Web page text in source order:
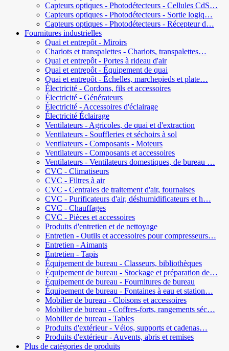
Capteurs optiques - Photodétecteurs - Cellules CdS…
Capteurs optiques - Photodétecteurs - Sortie logiq…
Capteurs optiques - Photodétecteurs - Récepteur d…
Fournitures industrielles
Quai et entrepôt - Miroirs
Chariots et transpalettes - Chariots, transpalettes…
Quai et entrepôt - Portes à rideau d'air
Quai et entrepôt - Équipement de quai
Quai et entrepôt - Échelles, marchepieds et plate…
Électricité - Cordons, fils et accessoires
Électricité - Générateurs
Électricité - Accessoires d'éclairage
Électricité Éclairage
Ventilateurs - Agricoles, de quai et d'extraction
Ventilateurs - Souffleries et séchoirs à sol
Ventilateurs - Composants - Moteurs
Ventilateurs - Composants et accessoires
Ventilateurs - Ventilateurs domestiques, de bureau …
CVC - Climatiseurs
CVC - Filtres à air
CVC - Centrales de traitement d'air, fournaises
CVC - Purificateurs d'air, déshumidificateurs et h…
CVC - Chauffages
CVC - Pièces et accessoires
Produits d'entretien et de nettoyage
Entretien - Outils et accessoires pour compresseurs…
Entretien - Aimants
Entretien - Tapis
Équipement de bureau - Classeurs, bibliothèques
Équipement de bureau - Stockage et préparation de…
Équipement de bureau - Fournitures de bureau
Équipement de bureau - Fontaines à eau et station…
Mobilier de bureau - Cloisons et accessoires
Mobilier de bureau - Coffres-forts, rangements séc…
Mobilier de bureau - Tables
Produits d'extérieur - Vélos, supports et cadenas…
Produits d'extérieur - Auvents, abris et remises
Plus de catégories de produits